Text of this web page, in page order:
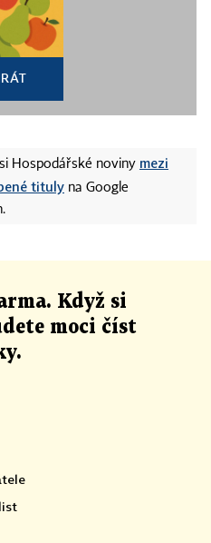
Hospodářské noviny mezi
tituly na Google
Když si
moci číst
.